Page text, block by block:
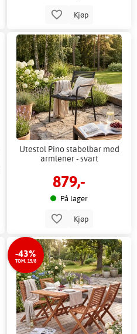
Kjøp
Utestol Pino stabelbar med
armlener - svart
879,-
På lager
Kjøp
-43%
TOM. 15/8